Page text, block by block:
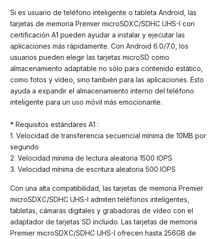
Si es usuario de teléfono inteligente o tableta Android, las
tarjetas de memoria Premier microSDXC/SDHC UHS-I con
certificación A1 pueden ayudar a instalar y ejecutar las
aplicaciones más rápidamente. Con Android 6.0/7.0, los
usuarios pueden elegir las tarjetas microSD como
almacenamiento adaptable no sólo para contenido estático,
como fotos y vídeo, sino también para las aplicaciones. Esto
ayuda a expandir el almacenamiento interno del teléfono
inteligente para un uso móvil más emocionante.
* Requisitos estándares A1 :
1. Velocidad de transferencia secuencial mínima de 10MB por
segundo
2. Velocidad mínima de lectura aleatoria 1500 IOPS
3. Velocidad mínima de escritura aleatoria 500 IOPS
Con una alta compatibilidad, las tarjetas de memoria Premier
microSDXC/SDHC UHS-I admiten teléfonos inteligentes,
tabletas, cámaras digitales y grabadoras de vídeo con el
adaptador de tarjetas SD incluido. Las tarjetas de memoria
Premier microSDXC/SDHC UHS-I ofrecen hasta 256GB de